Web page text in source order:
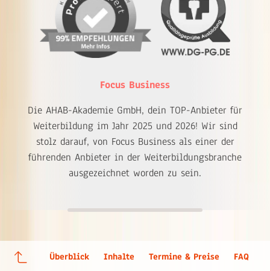
Focus Business
Die AHAB-Akademie GmbH, dein TOP-Anbieter für
Weiterbildung im Jahr 2025 und 2026! Wir sind
stolz darauf, von Focus Business als einer der
führenden Anbieter in der Weiterbildungsbranche
ausgezeichnet worden zu sein.
Überblick Inhalte Termine & Preise FAQ